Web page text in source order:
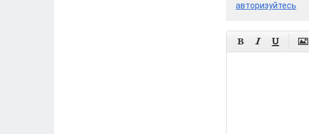
авторизуйтесь
   